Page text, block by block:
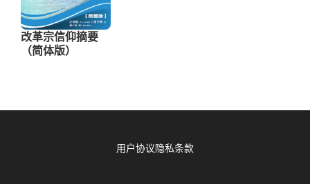
用户协议隐私条款